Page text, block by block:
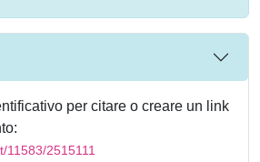
per citare o creare un link
11583/2515111